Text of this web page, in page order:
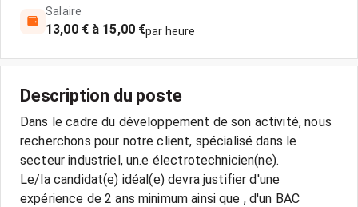
Salaire
13,00 € à 15,00 €par heure
Description du poste
Dans le cadre du développement de son activité, nous
recherchons pour notre client, spécialisé dans le
secteur industriel, un.e électrotechnicien(ne).
Le/la candidat(e) idéal(e) devra justifier d'une
expérience de 2 ans minimum ainsi que , d'un BAC